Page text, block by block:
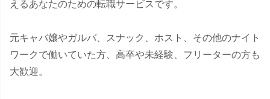
えるあなたのための転職サービスです。
元キャバ嬢やガルバ、スナック、ホスト、その他のナイト
ワークで働いていた方、高卒や未経験、フリーターの方も
大歓迎。